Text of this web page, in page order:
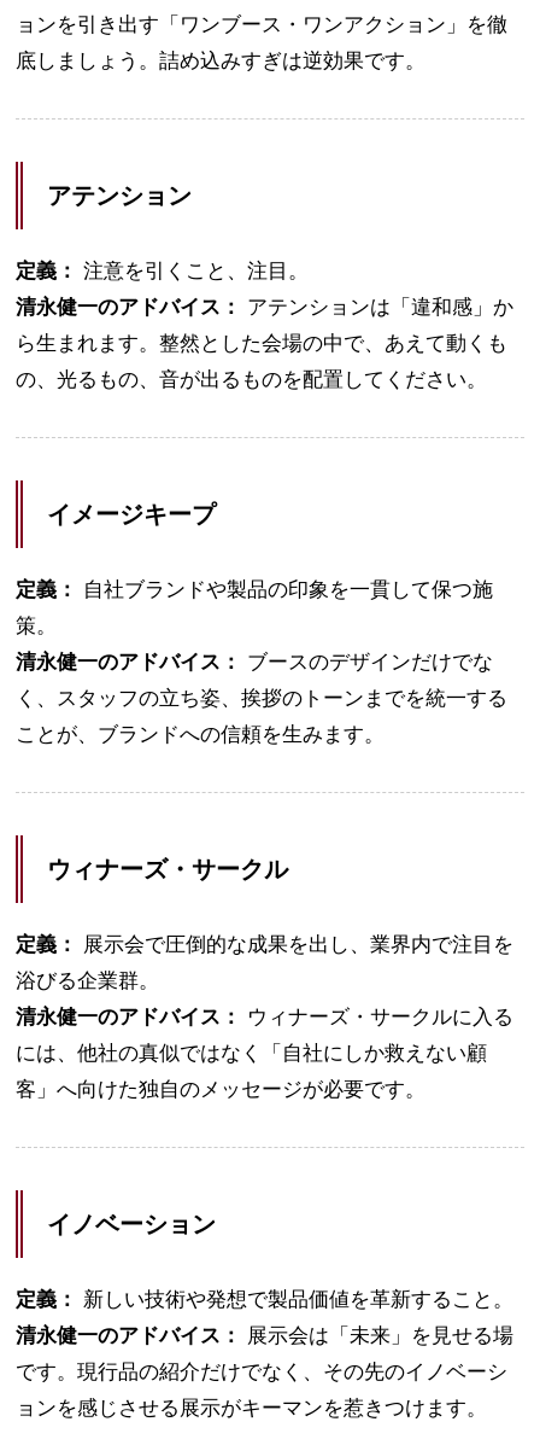
ョンを引き出す「ワンブース・ワンアクション」を徹
底しましょう。詰め込みすぎは逆効果です。
アテンション
定義： 注意を引くこと、注目。
清永健一のアドバイス：
アテンションは「違和感」か
ら生まれます。整然とした会場の中で、あえて動くも
の、光るもの、音が出るものを配置してください。
イメージキープ
定義：
自社ブランドや製品の印象を一貫して保つ施
策。
清永健一のアドバイス：
ブースのデザインだけでな
く、スタッフの立ち姿、挨拶のトーンまでを統一する
ことが、ブランドへの信頼を生みます。
ウィナーズ・サークル
定義：
展示会で圧倒的な成果を出し、業界内で注目を
浴びる企業群。
清永健一のアドバイス：
ウィナーズ・サークルに入る
には、他社の真似ではなく「自社にしか救えない顧
客」へ向けた独自のメッセージが必要です。
イノベーション
定義：
新しい技術や発想で製品価値を革新すること。
清永健一のアドバイス：
展示会は「未来」を見せる場
です。現行品の紹介だけでなく、その先のイノベーシ
ョンを感じさせる展示がキーマンを惹きつけます。